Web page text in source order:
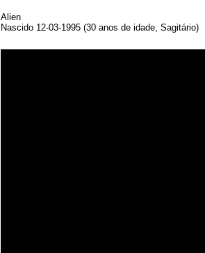
Alien
Nascido 12-03-1995 (30 anos de idade, Sagitário)